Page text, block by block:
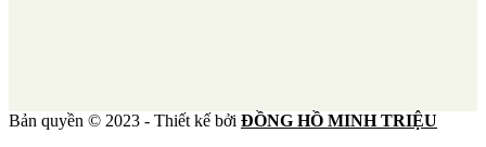
Bản quyền © 2023 - Thiết kế bởi ĐỒNG HỒ MINH TRIỆU